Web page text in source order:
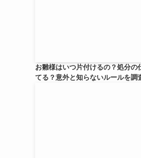
お雛様はいつ片付けるの？処分の
てる？意外と知らないルールを調